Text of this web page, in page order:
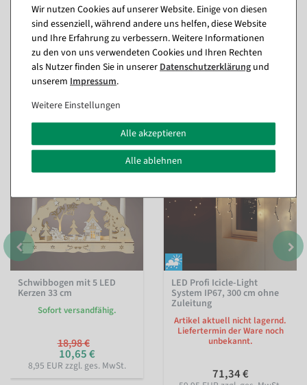
Passende Artikel zu diesem Produkt
%
Schwibbogen mit 5 LED
Kerzen 33 cm
Sofort versandfähig.
18,98 €
10,65 €
8,95 EUR zzgl. ges. MwSt.
LED Profi Icicle-Light
System IP67, 300 cm ohne
Zuleitung
Artikel aktuell nicht lagernd.
Liefertermin der Ware noch
unbekannt.
71,34 €
Wir nutzen Cookies auf unserer Website. Einige von diesen
sind essenziell, während andere uns helfen, diese Website
und Ihre Erfahrung zu verbessern. Weitere Informationen
zu den von uns verwendeten Cookies und Ihren Rechten
als Nutzer finden Sie in unsererDaten­schutz­erklärung und
unserem Impressum.
Weitere Einstellungen
Alle akzeptieren
Alle ablehnen